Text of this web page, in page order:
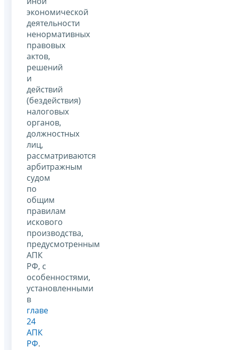
экономической
деятельности
ненормативных
правовых
актов,
решений
и
действий
(бездействия)
налоговых
органов,
должностных
лиц,
рассматриваются
арбитражным
судом
по
общим
правилам
искового
производства,
предусмотренным
АПК
РФ, с
особенностями,
установленными
в
главе
24
АПК
РФ.